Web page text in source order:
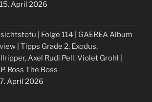
15. April 2026
| Folge 114 | GAEREA Album
| Tipps Grade 2, Exodus,
Axel Rudi Pell, Violet Grohl |
Ross The Boss
7. April 2026